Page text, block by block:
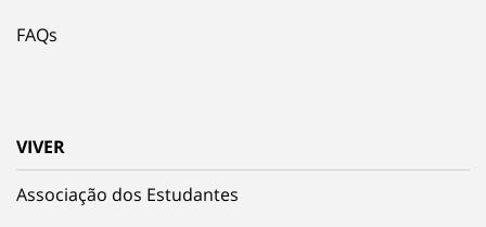
FAQs
VIVER
Associação dos Estudantes